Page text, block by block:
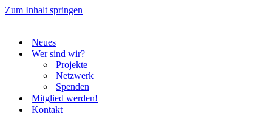
Zum Inhalt springen
Neues
Wer sind wir?
Projekte
Netzwerk
Spenden
Mitglied werden!
Kontakt